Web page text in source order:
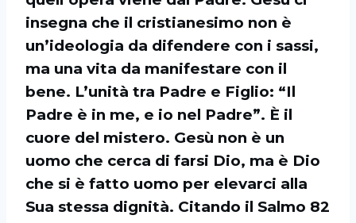
insegna che il cristianesimo non è
un’ideologia da difendere con i sassi,
ma una vita da manifestare con il
bene. L’unità tra Padre e Figlio: “Il
Padre è in me, e io nel Padre”. È il
cuore del mistero. Gesù non è un
uomo che cerca di farsi Dio, ma è Dio
che si è fatto uomo per elevarci alla
Sua stessa dignità. Citando il Salmo 82